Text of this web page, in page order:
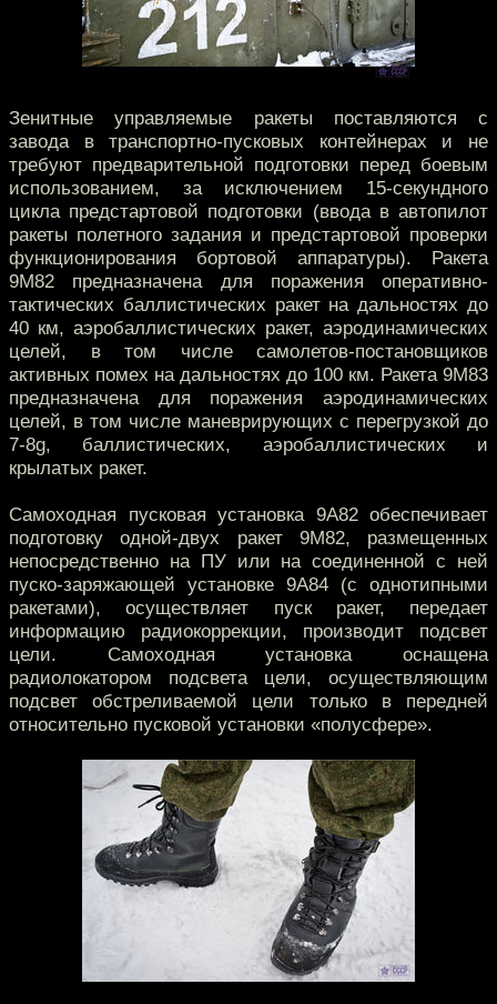
Зенитные управляемые ракеты поставляются с
завода в транспортно-пусковых контейнерах и не
требуют предварительной подготовки перед боевым
использованием, за исключением 15-секундного
цикла предстартовой подготовки (ввода в автопилот
ракеты полетного задания и предстартовой проверки
функционирования бортовой аппаратуры). Ракета
9М82 предназначена для поражения оперативно-
тактических баллистических ракет на дальностях до
40 км, аэробаллистических ракет, аэродинамических
целей, в том числе самолетов-постановщиков
активных помех на дальностях до 100 км. Ракета 9М83
предназначена для поражения аэродинамических
целей, в том числе маневрирующих с перегрузкой до
7-8g, баллистических, аэробаллистических и
крылатых ракет.
Самоходная пусковая установка 9А82 обеспечивает
подготовку одной-двух ракет 9М82, размещенных
непосредственно на ПУ или на соединенной с ней
пуско-заряжающей установке 9А84 (с однотипными
ракетами), осуществляет пуск ракет, передает
информацию радиокоррекции, производит подсвет
цели. Самоходная установка оснащена
радиолокатором подсвета цели, осуществляющим
подсвет обстреливаемой цели только в передней
относительно пусковой установки «полусфере».